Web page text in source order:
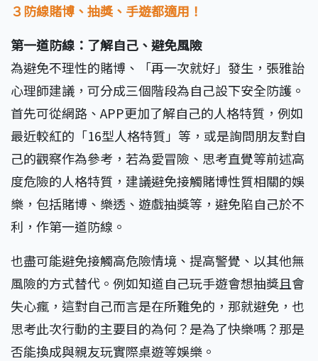
３防線賭博、抽獎、手遊都適用！
第一道防線：了解自己、避免風險
為避免不理性的賭博、「再一次就好」發生，張雅詒
心理師建議，可分成三個階段為自己設下安全防護。
首先可從網路、APP更加了解自己的人格特質，例如
最近較紅的「16型人格特質」等，或是詢問朋友對自
己的觀察作為參考，若為愛冒險、思考直覺等前述高
度危險的人格特質，建議避免接觸賭博性質相關的娛
樂，包括賭博、樂透、遊戲抽獎等，避免陷自己於不
利，作第一道防線。
也盡可能避免接觸高危險情境、提高警覺、以其他無
風險的方式替代。例如知道自己玩手遊會想抽獎且會
失心瘋，這對自己而言是在所難免的，那就避免，也
思考此次行動的主要目的為何？是為了快樂嗎？那是
否能換成與親友玩實際桌遊等娛樂。